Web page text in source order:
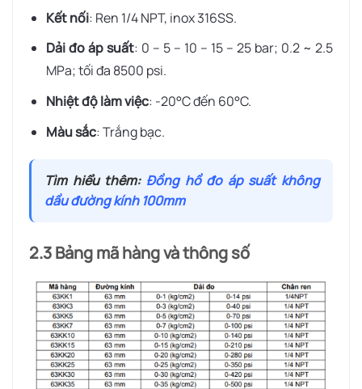
Kết nối: Ren 1/4 NPT, inox 316SS.
Dải đo áp suất: 0 – 5 – 10 – 15 – 25 bar; 0.2 ~ 2.5
MPa; tối đa 8500 psi.
Nhiệt độ làm việc: -20°C đến 60°C.
Màu sắc: Trắng bạc.
Tìm hiểu thêm:Đồng hồ đo áp suất không
dầu đường kính 100mm
2.3 Bảng mã hàng và thông số